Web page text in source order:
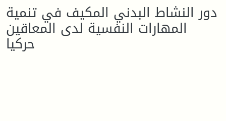
دور النشاط البدني المكيف في تنمية
المهارات النفسية لدى المعاقين
حركيا